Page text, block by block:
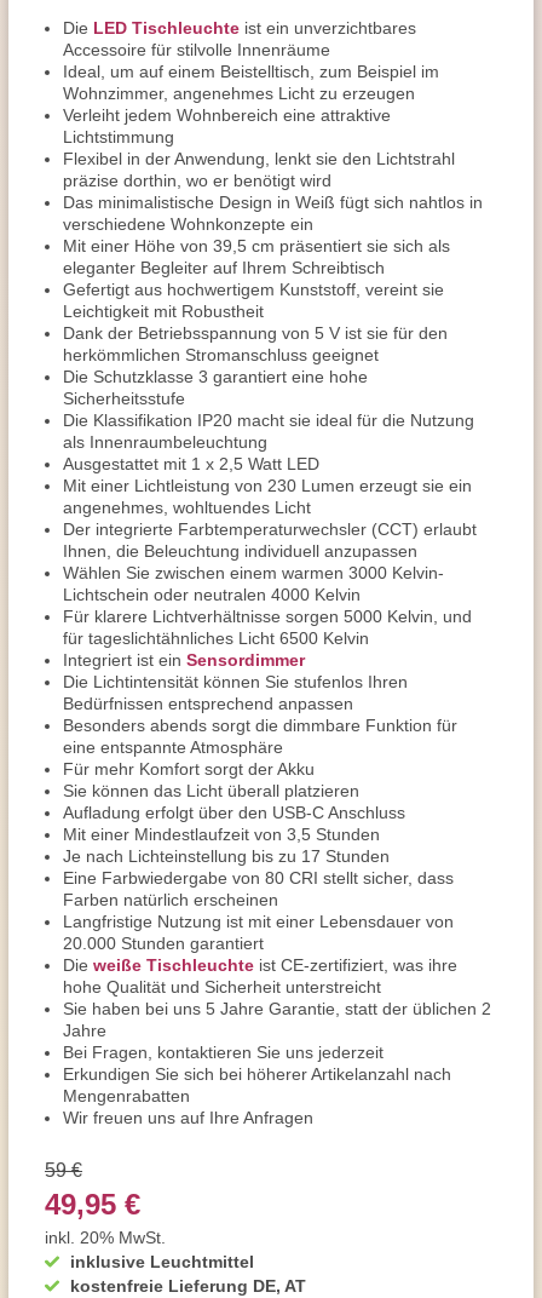
Die LED Tischleuchte ist ein unverzichtbares
Accessoire für stilvolle Innenräume
Ideal, um auf einem Beistelltisch, zum Beispiel im
Wohnzimmer, angenehmes Licht zu erzeugen
Verleiht jedem Wohnbereich eine attraktive
Lichtstimmung
Flexibel in der Anwendung, lenkt sie den Lichtstrahl
präzise dorthin, wo er benötigt wird
Das minimalistische Design in Weiß fügt sich nahtlos in
verschiedene Wohnkonzepte ein
Mit einer Höhe von 39,5 cm präsentiert sie sich als
eleganter Begleiter auf Ihrem Schreibtisch
Gefertigt aus hochwertigem Kunststoff, vereint sie
Leichtigkeit mit Robustheit
Dank der Betriebsspannung von 5 V ist sie für den
herkömmlichen Stromanschluss geeignet
Die Schutzklasse 3 garantiert eine hohe
Sicherheitsstufe
Die Klassifikation IP20 macht sie ideal für die Nutzung
als Innenraumbeleuchtung
Ausgestattet mit 1 x 2,5 Watt LED
Mit einer Lichtleistung von 230 Lumen erzeugt sie ein
angenehmes, wohltuendes Licht
Der integrierte Farbtemperaturwechsler (CCT) erlaubt
Ihnen, die Beleuchtung individuell anzupassen
Wählen Sie zwischen einem warmen 3000 Kelvin-
Lichtschein oder neutralen 4000 Kelvin
Für klarere Lichtverhältnisse sorgen 5000 Kelvin, und
für tageslichtähnliches Licht 6500 Kelvin
Integriert ist ein Sensordimmer
Die Lichtintensität können Sie stufenlos Ihren
Bedürfnissen entsprechend anpassen
Besonders abends sorgt die dimmbare Funktion für
eine entspannte Atmosphäre
Für mehr Komfort sorgt der Akku
Sie können das Licht überall platzieren
Aufladung erfolgt über den USB-C Anschluss
Mit einer Mindestlaufzeit von 3,5 Stunden
Je nach Lichteinstellung bis zu 17 Stunden
Eine Farbwiedergabe von 80 CRI stellt sicher, dass
Farben natürlich erscheinen
Langfristige Nutzung ist mit einer Lebensdauer von
20.000 Stunden garantiert
Die weiße Tischleuchte ist CE-zertifiziert, was ihre
hohe Qualität und Sicherheit unterstreicht
Sie haben bei uns 5 Jahre Garantie, statt der üblichen 2
Jahre
Bei Fragen, kontaktieren Sie uns jederzeit
Erkundigen Sie sich bei höherer Artikelanzahl nach
Mengenrabatten
Wir freuen uns auf Ihre Anfragen
inklusive Leuchtmittel
kostenfreie Lieferung DE, AT
59 €
49,95 €
inkl. 20% MwSt.